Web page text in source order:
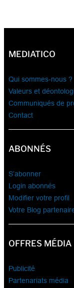
MEDIATICO
Qui sommes-nous ?
Valeurs et
Communiqués de
Contact
ABONNÉS
S’abonner
Login abonnés
Modifier votre profil
Votre Blog
OFFRES MÉDIA
Publicité
Partenariats média